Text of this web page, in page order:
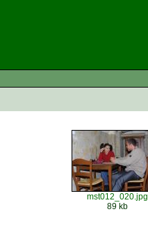
mst012_020.jpg
89 kb